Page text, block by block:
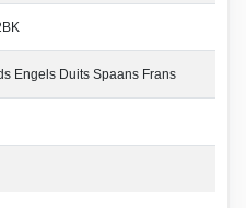
Engels Duits Spaans Frans